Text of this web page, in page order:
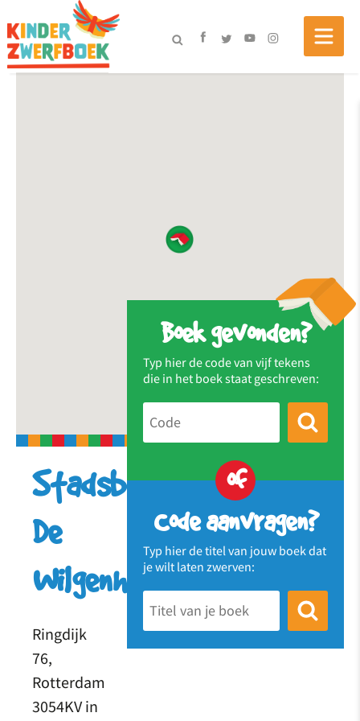
Boek gevonden?
Typ hier de code van vijf tekens
die in het boek staat geschreven:
of
Code aanvragen?
Typ hier de titel van jouw boek dat
je wilt laten zwerven:
Stadsboerderij
De
Wilgenhof
Ringdijk
76,
Rotterdam
3054KV in